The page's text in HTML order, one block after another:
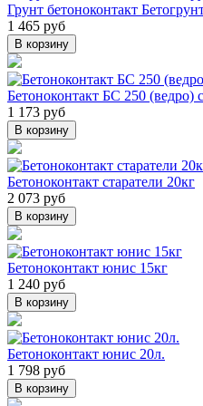
Грунт бетоноконтакт
1 465 руб
В корзину
Бетоноконтакт БС 250 (ведро)
1 173 руб
В корзину
Бетоноконтакт старатели 20кг
2 073 руб
В корзину
Бетоноконтакт юнис 15кг
1 240 руб
В корзину
Бетоноконтакт юнис 20л.
1 798 руб
В корзину